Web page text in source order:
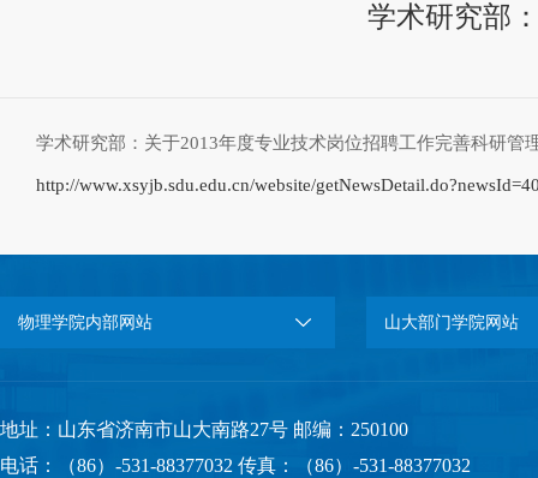
学术研究部
学术研究部：关于2013年度专业技术岗位招聘工作完善科研管
http://www.xsyjb.sdu.edu.cn/website/
物理学院内部网站 山大部门学院网站
地址：山东省济南市山大南路27号 邮编：250100
电话：（86）-531-88377032 传真：（86）-531-88377032